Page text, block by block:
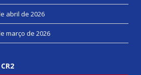
abril de 2026
março de 2026